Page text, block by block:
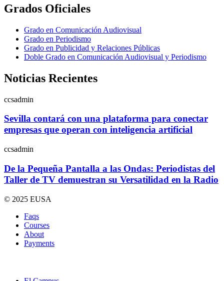
Grados Oficiales
Grado en Comunicación Audiovisual
Grado en Periodismo
Grado en Publicidad y Relaciones Públicas
Doble Grado en Comunicación Audiovisual y Periodismo
Noticias Recientes
ccsadmin
Sevilla contará con una plataforma para conectar
empresas que operan con inteligencia artificial
ccsadmin
De la Pequeña Pantalla a las Ondas: Periodistas del
Taller de TV demuestran su Versatilidad en la Radio
© 2025 EUSA
Faqs
Courses
About
Payments